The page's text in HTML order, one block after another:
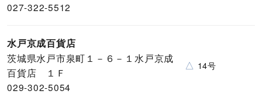
027-322-5512
水戸京成百貨店
茨城県水戸市泉町１－６－１水戸京成
百貨店 １Ｆ
029-302-5054
△ 14号